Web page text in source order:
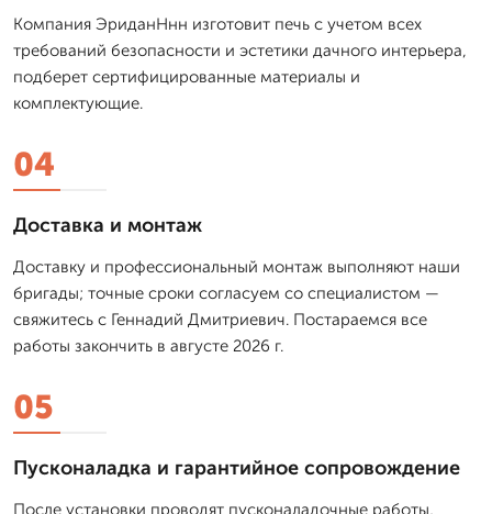
Компания ЭриданНнн изготовит печь с учетом всех
требований безопасности и эстетики дачного интерьера,
подберет сертифицированные материалы и
комплектующие.
04
Доставка и монтаж
Доставку и профессиональный монтаж выполняют наши
бригады; точные сроки согласуем со специалистом —
свяжитесь с Геннадий Дмитриевич. Постараемся все
работы закончить в августе 2026 г.
05
Пусконаладка и гарантийное сопровождение
После установки проводят пусконаладочные работы,